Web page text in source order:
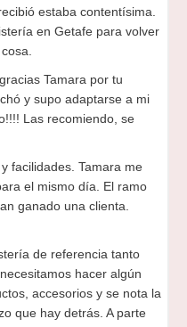
estaba contentísima.
en Getafe para volver
Tamara por tu
y supo adaptarse a mi
Las recomiendo, se
facilidades. Tamara me
el mismo día. El ramo
ganado una clienta.
de referencia tanto
hacer algún
accesorios y se nota la
que hay detrás. A parte